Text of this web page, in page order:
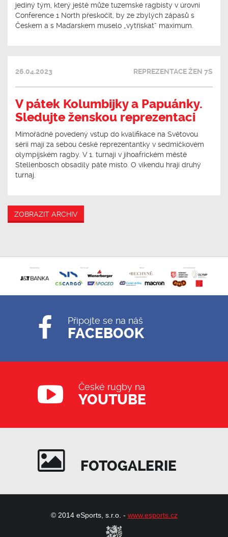
jediný tým, který ještě může tuzemské ragbisty v úrovni
Conference 1 North přeskočit, by ze zbylých zápasů s
Českem a s Maďarskem muselo „vytřískat“ maximum.
26.04.2023 REPREZENTACE ŽEN 7S
V pátek Kolumbijky a Papuánky.
Sledujte ženskou reprezentaci
Mimořádně povedený vstup do kvalifikace na Světovou
sérii mají za sebou české reprezentantky v sedmičkovém
olympijském ragby. V 1. turnaji v jihoafrickém městě
Stellenbosch obsadily páté místo. O víkendu hrají druhý
turnaj.
ZOBRAZIT ARCHIV
Připojte se na náš
FACEBOOK
České rugby na
YOUTUBE
FOTOGALERIE
© 2014 eSports, s.r.o. - www.esports.cz